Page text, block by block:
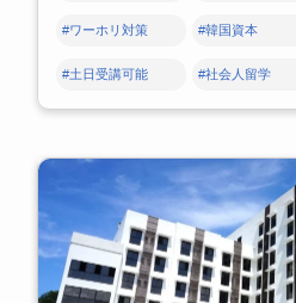
#ワーホリ対策 #韓国資本
#土日受講可能 #社会人留学